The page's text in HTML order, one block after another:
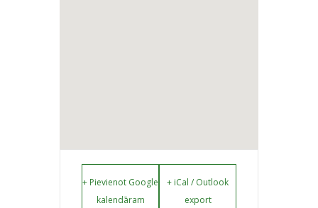
+ Pievienot Google
kalendāram
+ iCal / Outlook
export